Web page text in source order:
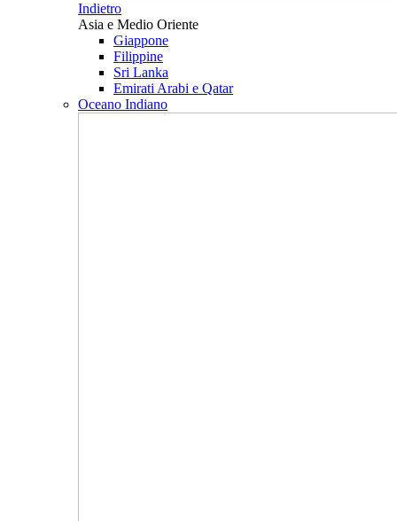
Indietro
Asia e Medio Oriente
Giappone
Filippine
Sri Lanka
Emirati Arabi e Qatar
Oceano Indiano